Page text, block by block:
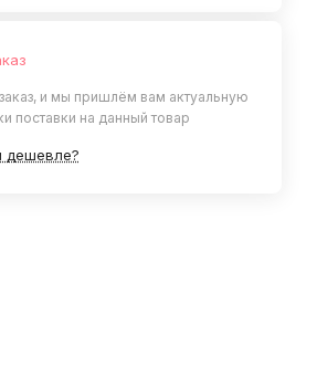
и мы пришлём вам актуальную
поставки на данный товар
дешевле?